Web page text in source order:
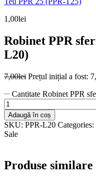
1,00lei
Robinet PPR
L20)
7,00lei Prețul inițial a fost:
Cantitate Robinet PPR
Adaugă în coș
SKU: PPR-L20 Categories:
Sale
Produse similare